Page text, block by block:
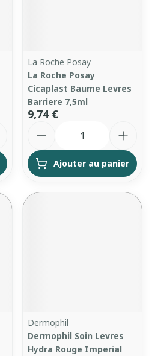
La Roche Posay
La Roche Posay
Cicaplast Baume Levres
Barriere 7,5ml
9,74 €
Ajouter au panier
Dermophil
Dermophil Soin Levres
Hydra Rouge Imperial